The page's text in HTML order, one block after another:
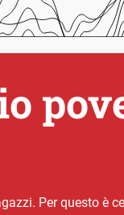
Per questo è